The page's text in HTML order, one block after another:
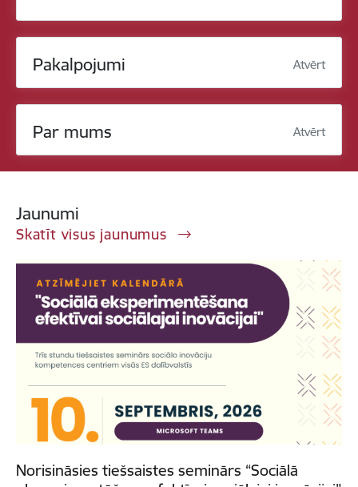
Pakalpojumi Atvērt
Par mums Atvērt
Jaunumi
Skatīt visus jaunumus
Norisināsies tiešsaistes seminārs “Sociālā